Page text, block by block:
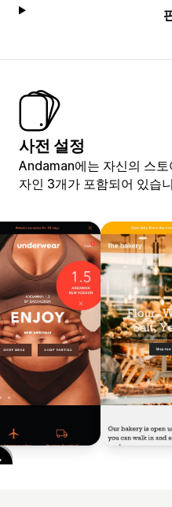
사전 설정
Andaman에는 자신의 스
자인 3개가 포함되어 있습